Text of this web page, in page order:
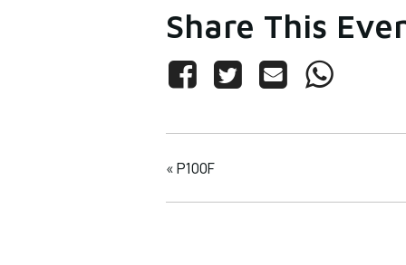
Share This
«P100F